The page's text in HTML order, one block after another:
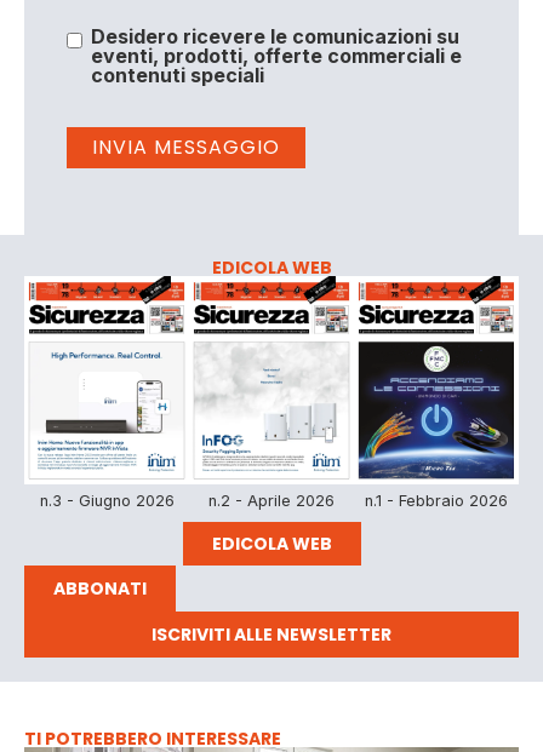
Desidero ricevere le comunicazioni su
eventi, prodotti, offerte commerciali e
contenuti speciali
EDICOLA WEB
n.3 - Giugno 2026 n.2 - Aprile 2026 n.1 - Febbraio 2026
EDICOLA WEB
ABBONATI
ISCRIVITI ALLE NEWSLETTER
TI POTREBBERO INTERESSARE